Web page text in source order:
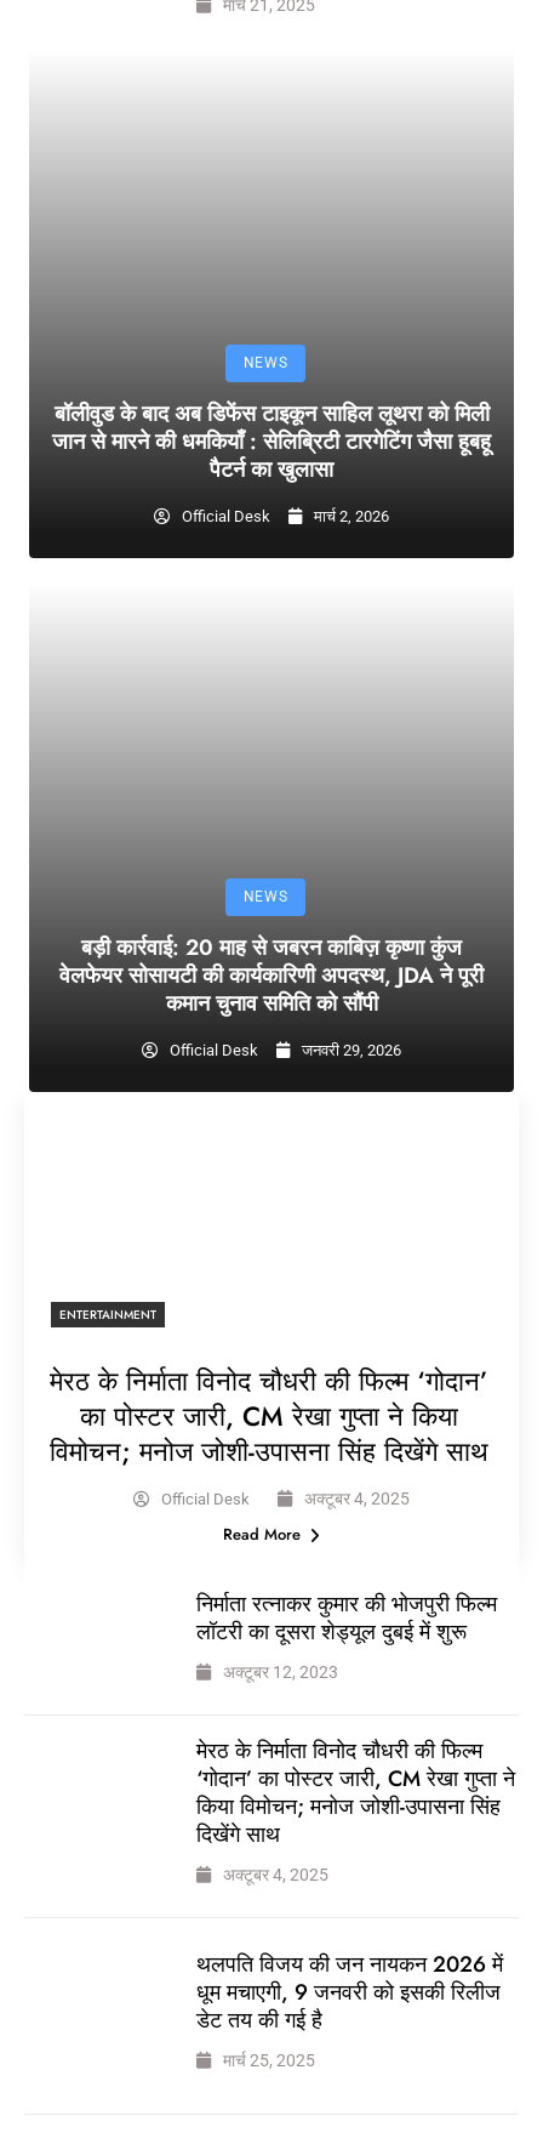
मार्च 21, 2025
NEWS
बॉलीवुड के बाद अब डिफेंस टाइकून साहिल लूथरा को मिली
जान से मारने की धमकियाँ : सेलिब्रिटी टारगेटिंग जैसा हूबहू
पैटर्न का खुलासा
Official Desk मार्च 2, 2026
NEWS
बड़ी कार्रवाई: 20 माह से जबरन काबिज़ कृष्णा कुंज
वेलफेयर सोसायटी की कार्यकारिणी अपदस्थ, JDA ने पूरी
कमान चुनाव समिति को सौंपी
Official Desk जनवरी 29, 2026
ENTERTAINMENT
मेरठ के निर्माता विनोद चौधरी की फिल्म ‘गोदान’
का पोस्टर जारी, CM रेखा गुप्ता ने किया
विमोचन; मनोज जोशी-उपासना सिंह दिखेंगे साथ
Official Desk अक्टूबर 4, 2025
Read More
निर्माता रत्नाकर कुमार की भोजपुरी फिल्म
लॉटरी का दूसरा शेड्यूल दुबई में शुरू
अक्टूबर 12, 2023
मेरठ के निर्माता विनोद चौधरी की फिल्म
‘गोदान’ का पोस्टर जारी, CM रेखा गुप्ता ने
किया विमोचन; मनोज जोशी-उपासना सिंह
दिखेंगे साथ
अक्टूबर 4, 2025
थलपति विजय की जन नायकन 2026 में
धूम मचाएगी, 9 जनवरी को इसकी रिलीज
डेट तय की गई है
मार्च 25, 2025